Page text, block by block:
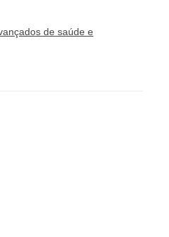
de saúde e